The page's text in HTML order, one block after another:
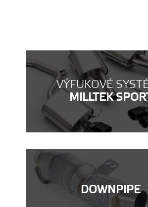
VÝFUKOVÉ
MILLTEK
DOWNPIPE